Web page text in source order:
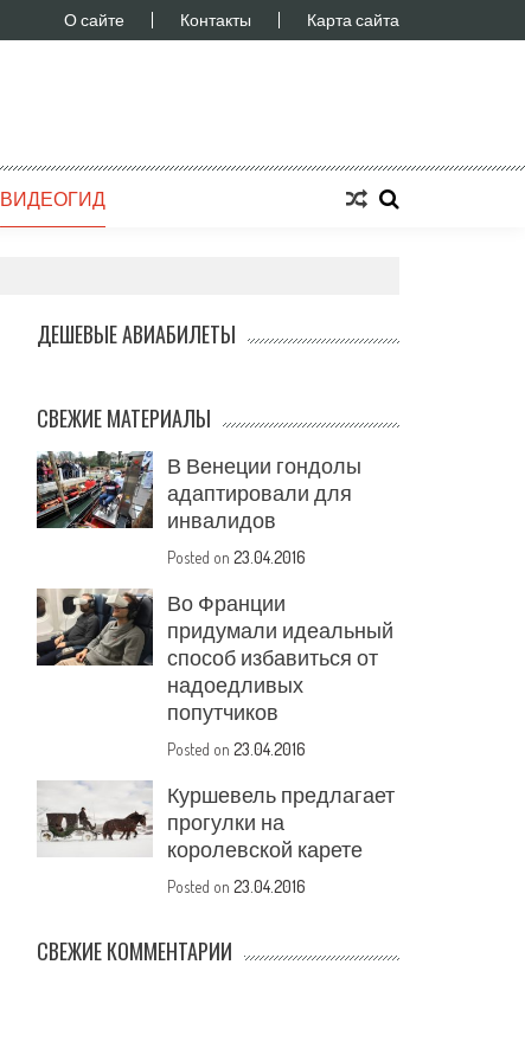
О сайте Контакты Карта сайта
ВИДЕОГИД
ДЕШЕВЫЕ АВИАБИЛЕТЫ
СВЕЖИЕ МАТЕРИАЛЫ
В Венеции гондолы
адаптировали для
инвалидов
Posted on23.04.2016
Во Франции
придумали идеальный
способ избавиться от
надоедливых
попутчиков
Posted on23.04.2016
Куршевель предлагает
прогулки на
королевской карете
Posted on23.04.2016
СВЕЖИЕ КОММЕНТАРИИ